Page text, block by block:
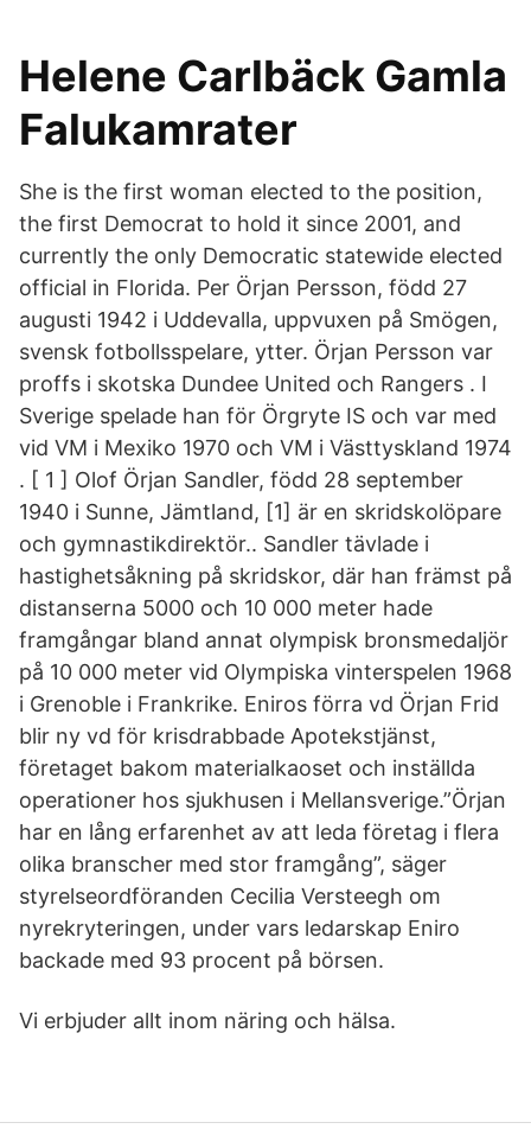
Helene Carlbäck Gamla
Falukamrater
She is the first woman elected to the position,
the first Democrat to hold it since 2001, and
currently the only Democratic statewide elected
official in Florida. Per Örjan Persson, född 27
augusti 1942 i Uddevalla, uppvuxen på Smögen,
svensk fotbollsspelare, ytter. Örjan Persson var
proffs i skotska Dundee United och Rangers . I
Sverige spelade han för Örgryte IS och var med
vid VM i Mexiko 1970 och VM i Västtyskland 1974
. [ 1 ] Olof Örjan Sandler, född 28 september
1940 i Sunne, Jämtland, [1] är en skridskolöpare
och gymnastikdirektör.. Sandler tävlade i
hastighetsåkning på skridskor, där han främst på
distanserna 5000 och 10 000 meter hade
framgångar bland annat olympisk bronsmedaljör
på 10 000 meter vid Olympiska vinterspelen 1968
i Grenoble i Frankrike. Eniros förra vd Örjan Frid
blir ny vd för krisdrabbade Apotekstjänst,
företaget bakom materialkaoset och inställda
operationer hos sjukhusen i Mellansverige.”Örjan
har en lång erfarenhet av att leda företag i flera
olika branscher med stor framgång”, säger
styrelseordföranden Cecilia Versteegh om
nyrekryteringen, under vars ledarskap Eniro
backade med 93 procent på börsen.
Vi erbjuder allt inom näring och hälsa.